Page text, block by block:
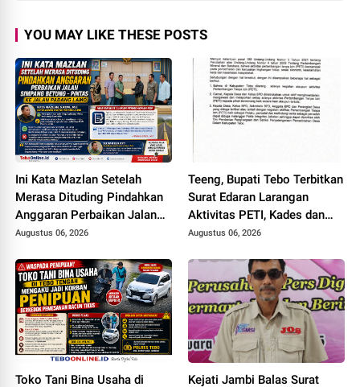
YOU MAY LIKE THESE POSTS
Ini Kata Mazlan Setelah
Merasa Dituding Pindahkan
Anggaran Perbaikan Jalan
Simpang Betung - Pintas ke
Augustus 06, 2026
Teeng, Bupati Tebo Terbitkan
Surat Edaran Larangan
Aktivitas PETI, Kades dan
Perangkat Desa Yang
Augustus 06, 2026
Toko Tani Bina Usaha di Kejati Jambi Balas Surat